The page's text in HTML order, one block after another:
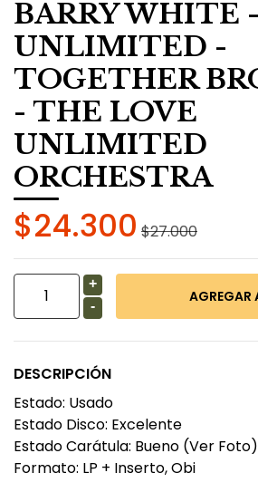
BARRY WHITE
UNLIMITED -
TOGETHER
- THE LOVE
UNLIMITED
ORCHESTRA
$24.300 $27.000
+
-
DESCRIPCIÓN
Estado: Usado
Estado Disco: Excelente
Estado Carátula: Bueno (Ver Foto)
Formato: LP + Inserto, Obi